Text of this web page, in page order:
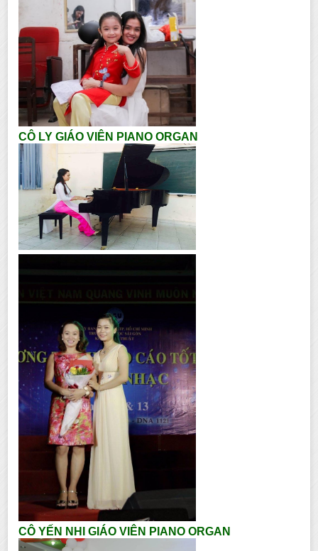
CÔ LY GIÁO VIÊN PIANO ORGAN
CÔ YẾN NHI GIÁO VIÊN PIANO ORGAN